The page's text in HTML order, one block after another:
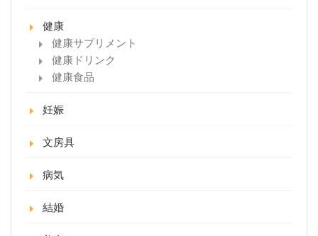
健康
健康サプリメント
健康ドリンク
健康食品
妊娠
文房具
病気
結婚